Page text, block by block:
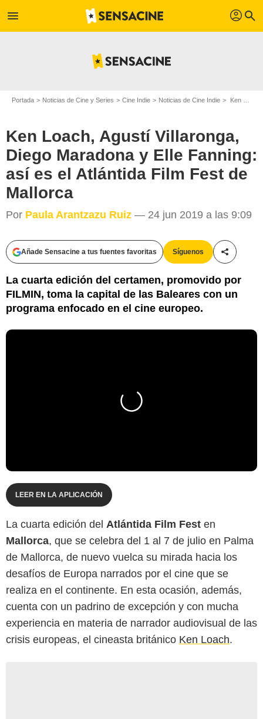
menu profil search
Portada Noticias de Cine y Series Cine Indie Noticias de Cine Indie Ken Loach, Agustí Villaronga, Diego Maradona y Elle Fanning: así es el Atlántida Film Fest de Mallorca
Ken Loach, Agustí Villaronga,
Diego Maradona y Elle Fanning:
así es el Atlántida Film Fest de
Mallorca
Por Paula Arantzazu Ruiz — 24 jun 2019 a las 9:09
Añade Sensacine a tus fuentes favoritas Síguenos
La cuarta edición del certamen, promovido por
FILMIN, toma la capital de las Baleares con un
programa enfocado en el cine europeo.
LEER EN LA APLICACIÓN
La cuarta edición del Atlántida Film Fest en
Mallorca, que se celebra del 1 al 7 de julio en Palma
de Mallorca, de nuevo vuelca su mirada hacia los
desafíos de Europa narrados por el cine que se
realiza en el continente. En esta ocasión, además,
cuenta con un padrino de excepción y con mucha
experiencia en materia de narrador audiovisual de las
crisis europeas, el cineasta británico Ken Loach.